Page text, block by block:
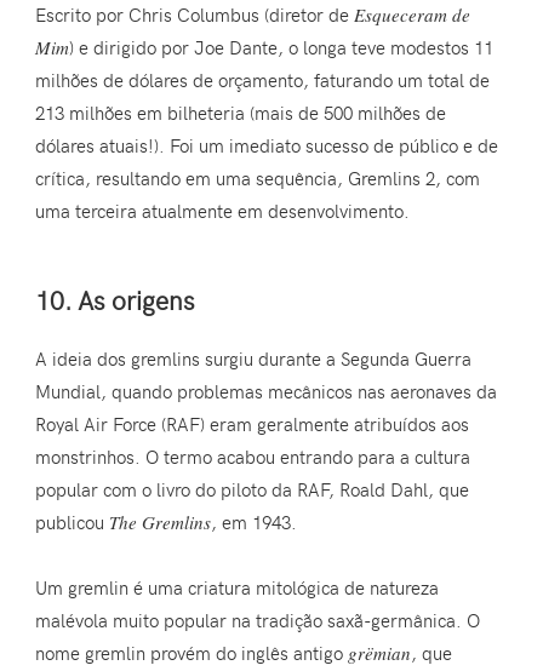
Escrito por Chris Columbus (diretor de Esqueceram de
Mim) e dirigido por Joe Dante, o longa teve modestos 11
milhões de dólares de orçamento, faturando um total de
213 milhões em bilheteria (mais de 500 milhões de
dólares atuais!). Foi um imediato sucesso de público e de
crítica, resultando em uma sequência, Gremlins 2, com
uma terceira atualmente em desenvolvimento.
10. As origens
A ideia dos gremlins surgiu durante a Segunda Guerra
Mundial, quando problemas mecânicos nas aeronaves da
Royal Air Force (RAF) eram geralmente atribuídos aos
monstrinhos. O termo acabou entrando para a cultura
popular com o livro do piloto da RAF, Roald Dahl, que
publicou The Gremlins, em 1943.
Um gremlin é uma criatura mitológica de natureza
malévola muito popular na tradição saxã-germânica. O
nome gremlin provém do inglês antigo grëmian, que